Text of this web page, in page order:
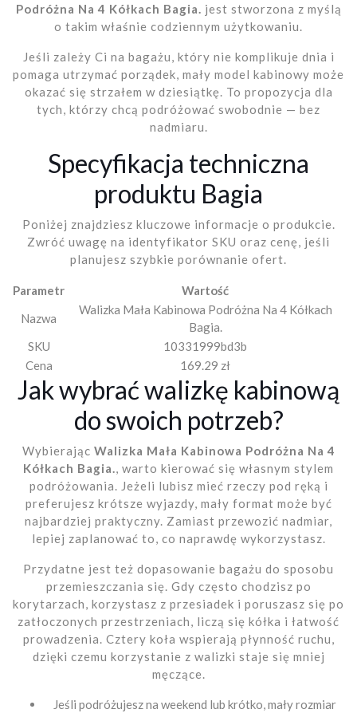
Podróżna Na 4 Kółkach Bagia.
jest stworzona z myślą
o takim właśnie codziennym użytkowaniu.
Jeśli zależy Ci na bagażu, który nie komplikuje dnia i
pomaga utrzymać porządek, mały model kabinowy może
okazać się strzałem w dziesiątkę. To propozycja dla
tych, którzy chcą podróżować swobodnie — bez
nadmiaru.
Specyfikacja techniczna
produktu Bagia
Poniżej znajdziesz kluczowe informacje o produkcie.
Zwróć uwagę na identyfikator SKU oraz cenę, jeśli
planujesz szybkie porównanie ofert.
Parametr
Wartość
Nazwa
Walizka Mała Kabinowa Podróżna Na 4 Kółkach
Bagia.
SKU
10331999bd3b
Cena
169.29 zł
Jak wybrać walizkę kabinową
do swoich potrzeb?
Wybierając Walizka Mała Kabinowa Podróżna Na 4
Kółkach Bagia.
, warto kierować się własnym stylem
podróżowania. Jeżeli lubisz mieć rzeczy pod ręką i
preferujesz krótsze wyjazdy, mały format może być
najbardziej praktyczny. Zamiast przewozić nadmiar,
lepiej zaplanować to, co naprawdę wykorzystasz.
Przydatne jest też dopasowanie bagażu do sposobu
przemieszczania się. Gdy często chodzisz po
korytarzach, korzystasz z przesiadek i poruszasz się po
zatłoczonych przestrzeniach, liczą się kółka i łatwość
prowadzenia. Cztery koła wspierają płynność ruchu,
dzięki czemu korzystanie z walizki staje się mniej
męczące.
Jeśli podróżujesz na weekend lub krótko, mały rozmiar